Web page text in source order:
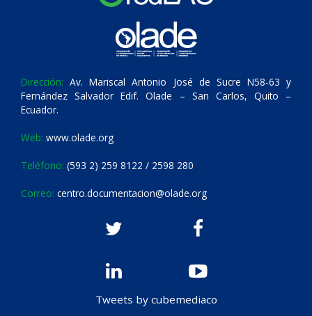
Dirección: Av. Mariscal Antonio José de Sucre N58-63 y
Fernández Salvador Edif. Olade – San Carlos, Quito –
Ecuador.
Web: www.olade.org
Teléfono: (593 2) 259 8122 / 2598 280
Correo: centro.documentacion@olade.org
Tweets by cubemediaco